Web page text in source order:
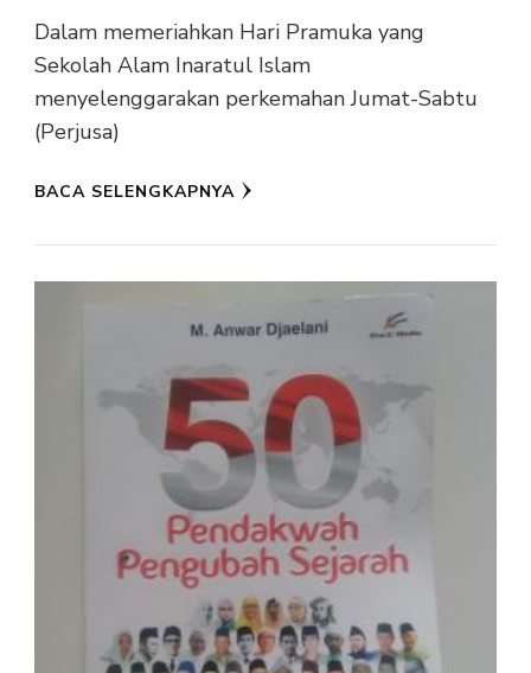
Dalam memeriahkan Hari Pramuka yang
Sekolah Alam Inaratul Islam
menyelenggarakan perkemahan Jumat-Sabtu
(Perjusa)
BACA SELENGKAPNYA